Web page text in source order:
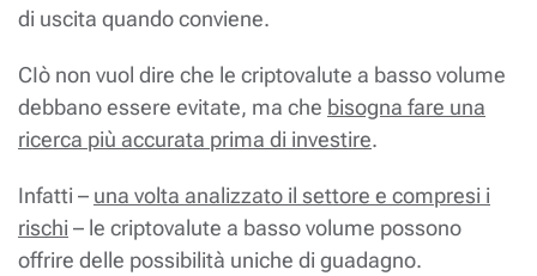
di uscita quando conviene.
CIò non vuol dire che le criptovalute a basso volume
debbano essere evitate, ma che bisogna fare una
ricerca più accurata prima di investire.
Infatti – una volta analizzato il settore e compresi i
rischi – le criptovalute a basso volume possono
offrire delle possibilità uniche di guadagno.